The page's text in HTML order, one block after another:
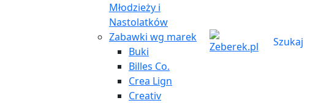
Młodzieży i
Nastolatków
Zabawki wg marek
Buki
Billes Co.
Crea Lign
Creativ
Szukaj